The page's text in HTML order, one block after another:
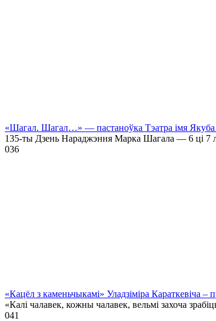
«Шагал. Шагал…» — пастаноўка Тэатра імя Якуба
135-ты Дзень Нараджэння Марка Шагала — 6 ці 7
036
«Кацёл з каменьчыкамі» Уладзіміра Караткевіча –
«Калі чалавек, кожны чалавек, вельмі захоча
041